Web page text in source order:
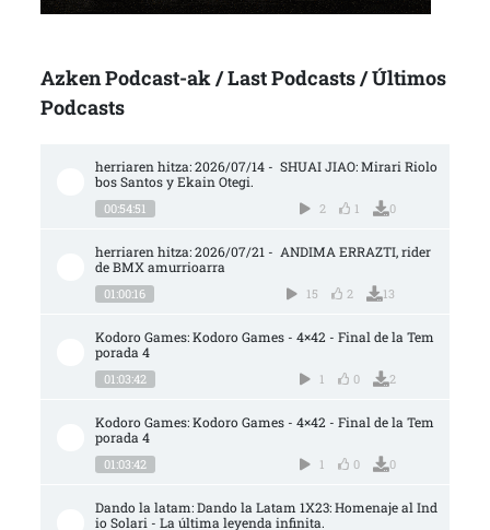
Azken Podcast-ak / Last Podcasts / Últimos
Podcasts
herriaren hitza: 2026/07/14 -  SHUAI JIAO: Mirari Riolo
bos Santos y Ekain Otegi.
00:54:51 2 1 0
herriaren hitza: 2026/07/21 -  ANDIMA ERRAZTI, rider
de BMX amurrioarra
01:00:16 15 2 13
Kodoro Games: Kodoro Games - 4×42 - Final de la Tem
porada 4
01:03:42 1 0 2
Kodoro Games: Kodoro Games - 4×42 - Final de la Tem
porada 4
01:03:42 1 0 0
Dando la latam: Dando la Latam 1X23: Homenaje al Ind
io Solari - La última leyenda infinita.